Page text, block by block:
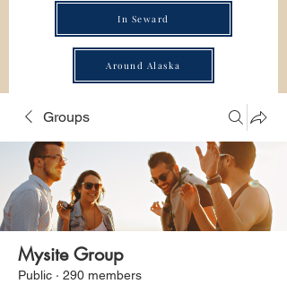
In Seward
Around Alaska
Groups
Mysite Group
Public · 290 members